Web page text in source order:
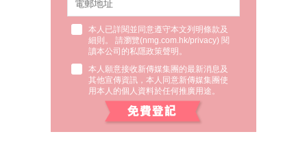
本人已詳閱並同意遵守本文列明條款及
細則。 請瀏覽(nmg.com.hk/privacy) 閱
讀本公司的私隱政策聲明。
本人願意接收新傳媒集團的最新消息及
其他宣傳資訊，本人同意新傳媒集團使
用本人的個人資料於任何推廣用途。